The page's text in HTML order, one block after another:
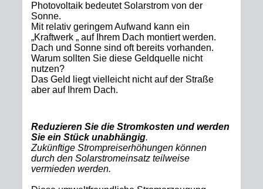
Photovoltaik bedeutet Solarstrom von der
Sonne.
Mit relativ geringem Aufwand kann ein
„Kraftwerk „ auf Ihrem Dach montiert werden.
Dach und Sonne sind oft bereits vorhanden.
Warum sollten Sie diese Geldquelle nicht
nutzen?
Das Geld liegt vielleicht nicht auf der Straße
aber auf Ihrem Dach.
Reduzieren Sie die Stromkosten und werden
Sie ein Stück unabhängig.
Zukünftige Strompreiserhöhungen können
durch den Solarstromeinsatz teilweise
vermieden werden.